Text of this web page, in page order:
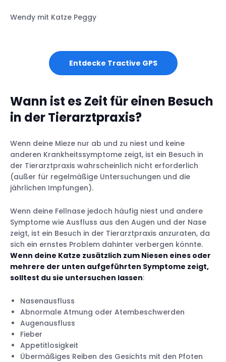
Wendy mit Katze Peggy
Entdecke Tractive GPS
Wann ist es Zeit für einen Besuch
in der Tierarztpraxis?
Wenn deine Mieze nur ab und zu niest und keine
anderen Krankheitssymptome zeigt, ist ein Besuch in
der Tierarztpraxis wahrscheinlich nicht erforderlich
(außer für regelmäßige Untersuchungen und die
jährlichen Impfungen).
Wenn deine Fellnase jedoch häufig niest und andere
Symptome wie Ausfluss aus den Augen und der Nase
zeigt, ist ein Besuch in der Tierarztpraxis anzuraten, da
sich ein ernstes Problem dahinter verbergen könnte.
Wenn deine Katze zusätzlich zum Niesen eines oder
mehrere der unten aufgeführten Symptome zeigt,
solltest du sie untersuchen lassen:
Nasenausfluss
Abnormale Atmung oder Atembeschwerden
Augenausfluss
Fieber
Appetitlosigkeit
Übermäßiges Reiben des Gesichts mit den Pfoten